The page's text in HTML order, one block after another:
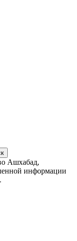
Ашхабад,
информации